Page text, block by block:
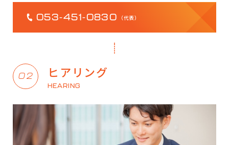
053-451-0830 （代表）
02 ヒアリング
HEARING